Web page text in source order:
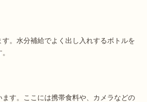
。水分補給でよく出し入れするボトルを
す。ここには携帯食料や、カメラなどの